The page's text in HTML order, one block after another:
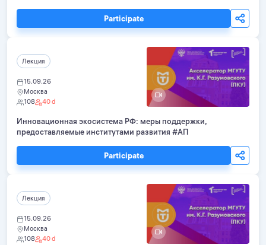
Participate
Лекция
15.09.26
Москва
108
40 d
Инновационная экосистема РФ: меры поддержки,
предоставляемые институтами развития #АП
Participate
Лекция
15.09.26
Москва
108
40 d